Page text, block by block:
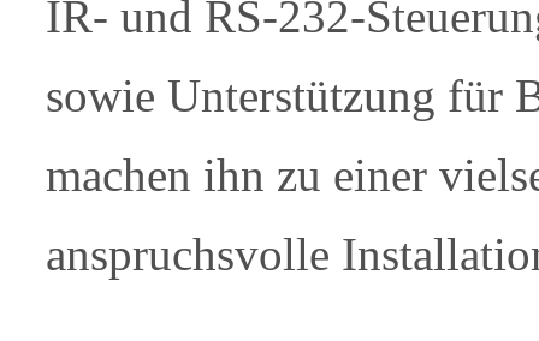
IR- und RS-232-
sowie Unterstützung für
machen ihn zu einer
anspruchsvolle